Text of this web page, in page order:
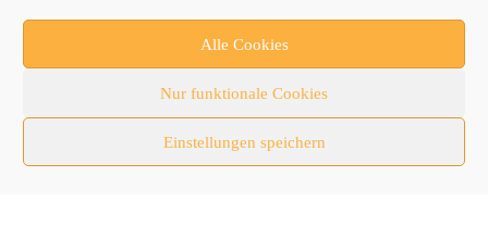
Alle Cookies
Nur funktionale Cookies
Einstellungen speichern
Newsletter
Newsticker
RATL 2025 | RecyclingAKTIV & TiefbauLIVE